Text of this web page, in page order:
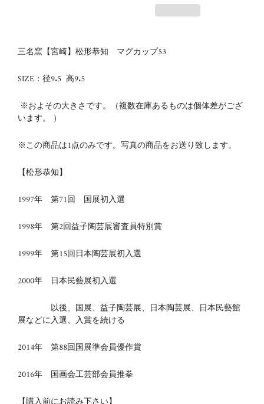
三名窯【宮崎】松形恭知 マグカップ53
SIZE：径9.5 高9.5
※およその大きさです。（複数在庫あるものは個体差がござ
います。 ）
※この商品は1点のみです。写真の商品をお送り致します。
【松形恭知】
1997年 第71回 国展初入選
1998年 第2回益子陶芸展審査員特別賞
1999年 第15回日本陶芸展初入選
2000年 日本民藝展初入選
以後、国展、益子陶芸展、日本陶芸展、日本民藝館
展などに入選、入賞を続ける
2014年 第88回国展準会員優作賞
2016年 国画会工芸部会員推拳